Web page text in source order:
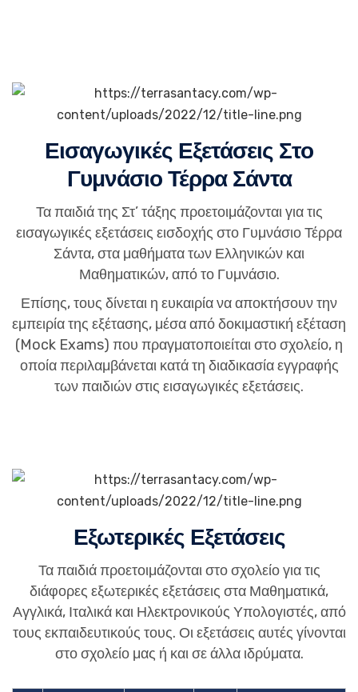
Εισαγωγικές Εξετάσεις Στο
Γυμνάσιο Τέρρα Σάντα
Τα παιδιά της Στ’ τάξης προετοιμάζονται για τις
εισαγωγικές εξετάσεις εισδοχής στο Γυμνάσιο Τέρρα
Σάντα, στα μαθήματα των Ελληνικών και
Μαθηματικών, από το Γυμνάσιο.
Επίσης, τους δίνεται η ευκαιρία να αποκτήσουν την
εμπειρία της εξέτασης, μέσα από δοκιμαστική εξέταση
(Mock Exams) που πραγματοποιείται στο σχολείο, η
οποία περιλαμβάνεται κατά τη διαδικασία εγγραφής
των παιδιών στις εισαγωγικές εξετάσεις.
Εξωτερικές Εξετάσεις
Τα παιδιά προετοιμάζονται στο σχολείο για τις
διάφορες εξωτερικές εξετάσεις στα Μαθηματικά,
Αγγλικά, Ιταλικά και Ηλεκτρονικούς Υπολογιστές, από
τους εκπαιδευτικούς τους. Οι εξετάσεις αυτές γίνονται
στο σχολείο μας ή και σε άλλα ιδρύματα.